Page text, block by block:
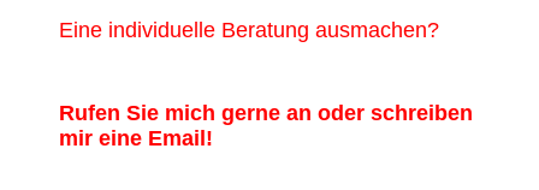
Eine individuelle Beratung ausmachen?
Rufen Sie mich gerne an oder schreiben
mir eine Email!